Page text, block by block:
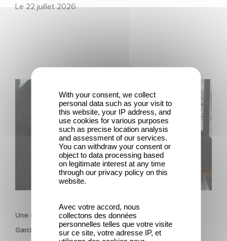
Le 22 juillet 2026
Une nouvelle comédie avec Baptiste Lecaplain et José
Garcia en 2027 !
Une nouvelle comédie avec Baptiste Lecaplain et José
Garcia en 2027 !With your consent, we collect
personal data such as your visit to
this website, your IP address, and
use cookies for various purposes
such as precise location analysis
and assessment of our services.
You can withdraw your consent or
object to data processing based
on legitimate interest at any time
through our privacy policy on this
website.
Avec votre accord, nous
collectons des données
personnelles telles que votre visite
sur ce site, votre adresse IP, et